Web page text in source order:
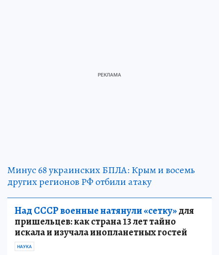
Минус 68 украинских БПЛА: Крым и восемь
других регионов РФ отбили атаку
Над СССР военные натянули «сетку»для
пришельцев: как страна 13 лет тайно
искала и изучала инопланетных гостей
НАУКА